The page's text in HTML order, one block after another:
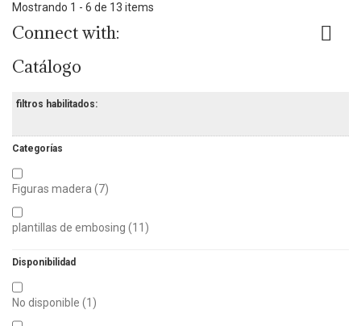
Mostrando 1 - 6 de 13 items
Connect with:
Catálogo
filtros habilitados:
Categorías
Figuras madera (7)
plantillas de embosing (11)
Disponibilidad
No disponible (1)